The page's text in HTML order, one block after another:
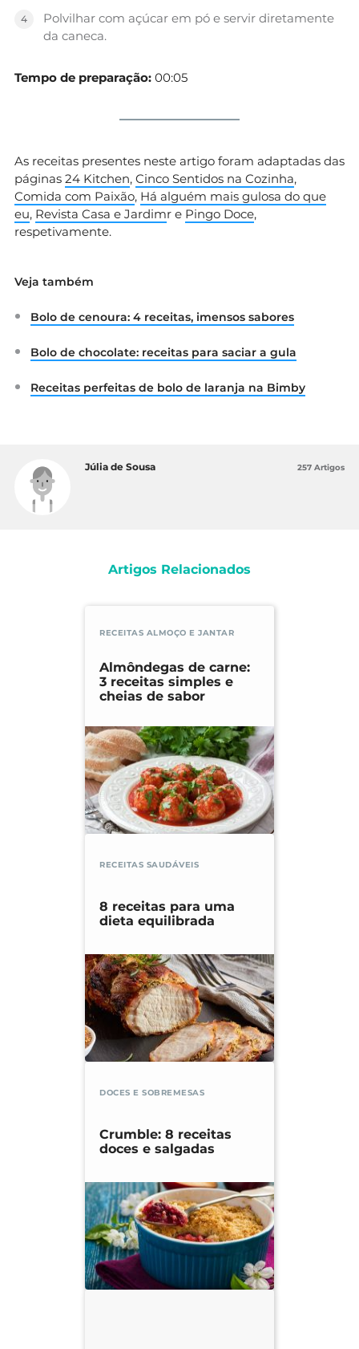
Polvilhar com açúcar em pó e servir diretamente
da caneca.
Tempo de preparação: 00:05
As receitas presentes neste artigo foram adaptadas das
páginas 24 Kitchen, Cinco Sentidos na Cozinha,
Comida com Paixão, Há alguém mais gulosa do que
eu, Revista Casa e Jardimr e Pingo Doce,
respetivamente.
Veja também
Bolo de cenoura: 4 receitas, imensos sabores
Bolo de chocolate: receitas para saciar a gula
Receitas perfeitas de bolo de laranja na Bimby
Júlia de Sousa 257 Artigos
Artigos Relacionados
RECEITAS ALMOÇO E JANTAR
Almôndegas de carne:
3 receitas simples e
cheias de sabor
RECEITAS SAUDÁVEIS
8 receitas para uma
dieta equilibrada
DOCES E SOBREMESAS
Crumble: 8 receitas
doces e salgadas